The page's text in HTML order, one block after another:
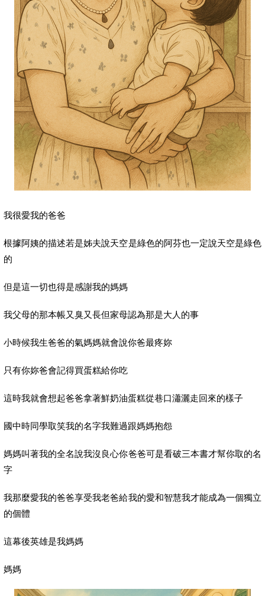
我很愛我的爸爸
根據阿姨的描述若是姊夫說天空是綠色的阿芬也一定說天空是綠色
的
但是這一切也得是感謝我的媽媽
我父母的那本帳又臭又長但家母認為那是大人的事
小時候我生爸爸的氣媽媽就會說你爸最疼妳
只有你妳爸會記得買蛋糕給你吃
這時我就會想起爸爸拿著鮮奶油蛋糕從巷口瀟灑走回來的樣子
國中時同學取笑我的名字我難過跟媽媽抱怨
媽媽叫著我的全名說我沒良心你爸爸可是看破三本書才幫你取的名
字
我那麼愛我的爸爸享受我老爸給我的愛和智慧我才能成為一個獨立
的個體
這幕後英雄是我媽媽
媽媽